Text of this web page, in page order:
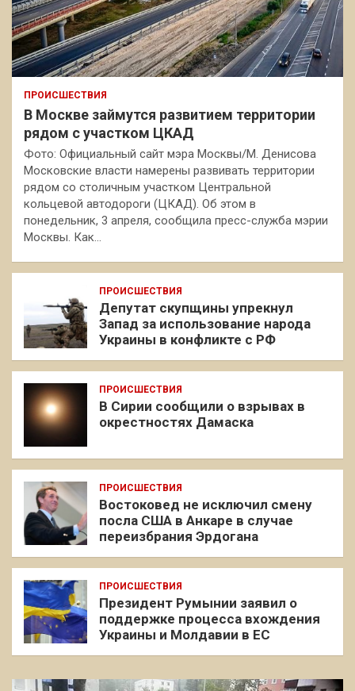
ПРОИСШЕСТВИЯ
В Москве займутся развитием территории
рядом с участком ЦКАД
Фото: Официальный сайт мэра Москвы/М. Денисова
Московские власти намерены развивать территории
рядом со столичным участком Центральной
кольцевой автодороги (ЦКАД). Об этом в
понедельник, 3 апреля, сообщила пресс-служба мэрии
Москвы. Как…
ПРОИСШЕСТВИЯ
Депутат скупщины упрекнул
Запад за использование народа
Украины в конфликте с РФ
ПРОИСШЕСТВИЯ
В Сирии сообщили о взрывах в
окрестностях Дамаска
ПРОИСШЕСТВИЯ
Востоковед не исключил смену
посла США в Анкаре в случае
переизбрания Эрдогана
ПРОИСШЕСТВИЯ
Президент Румынии заявил о
поддержке процесса вхождения
Украины и Молдавии в ЕС